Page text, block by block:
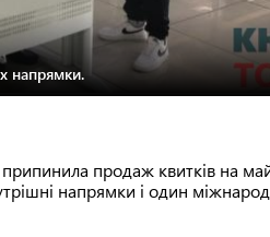
напрямки.
продаж квитків на
напрямки і один